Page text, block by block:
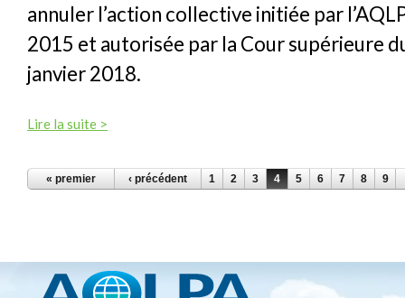
annuler l’action collective initiée par
2015 et autorisée par la Cour supérieure
janvier 2018.
Lire la suite >
PAGES
« premier ‹ précédent 1 2 3 4 5 6 7 8 9